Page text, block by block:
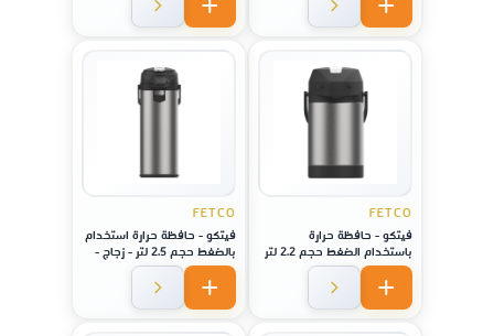
FETCO
فيتكو - حافظة حرارة
باستخدام الضغط حجم 2.2 لتر
,لا يصدأ - فولاذ
FETCO
فيتكو - حافظة حرارة استخدام
بالضغط حجم 2.5 لتر - زجاج -
لماكينة موديل CBS-1221